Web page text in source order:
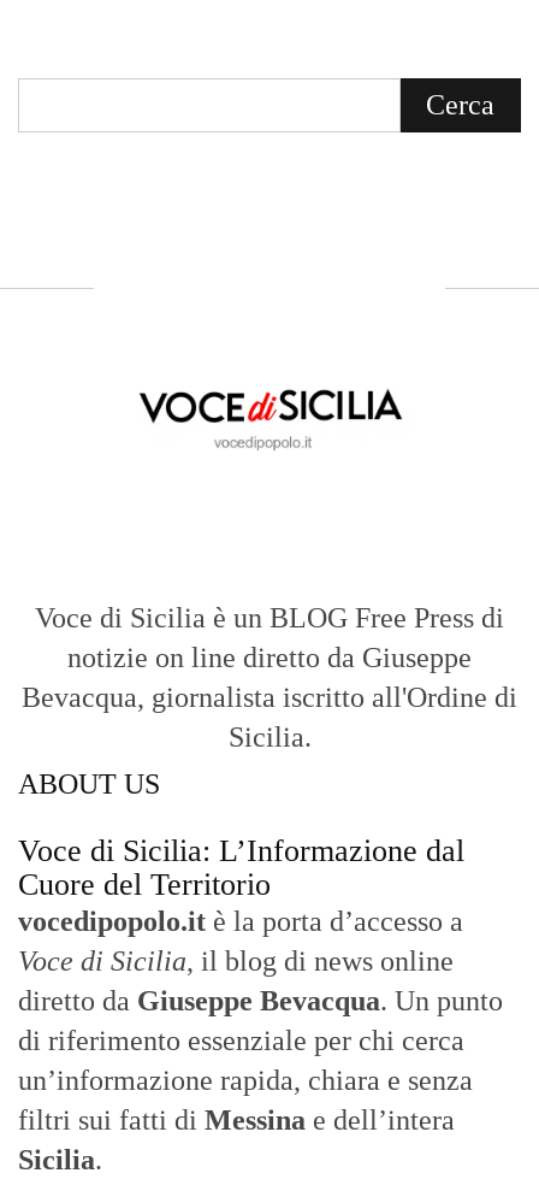
Voce di Sicilia è un BLOG Free Press di
notizie on line diretto da Giuseppe
Bevacqua, giornalista iscritto all'Ordine di
Sicilia.
ABOUT US
Voce di Sicilia: L’Informazione dal
Cuore del Territorio
vocedipopolo.it è la porta d’accesso a
Voce di Sicilia, il blog di news online
diretto da Giuseppe Bevacqua. Un punto
di riferimento essenziale per chi cerca
un’informazione rapida, chiara e senza
filtri sui fatti di Messina e dell’intera
Sicilia.